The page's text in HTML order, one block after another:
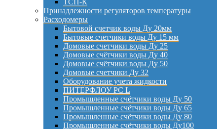
ТСП-К
Принадлежности регуляторов температуры
Расходомеры
Бытовой счетчик воды Ду 20мм
Бытовые счетчики воды Ду 15 мм
Домовые счетчики воды Ду 25
Домовые счётчики воды Ду 40
Домовые счётчики воды Ду 50
Домовые счетчики Ду 32
Оборудование учета жидкости
ПИТЕРФЛОУ РС L
Промышленные счётчики воды Ду 50
Промышленные счётчики воды Ду 65
Промышленные счётчики воды Ду 80
Промышленные счётчики воды Ду100